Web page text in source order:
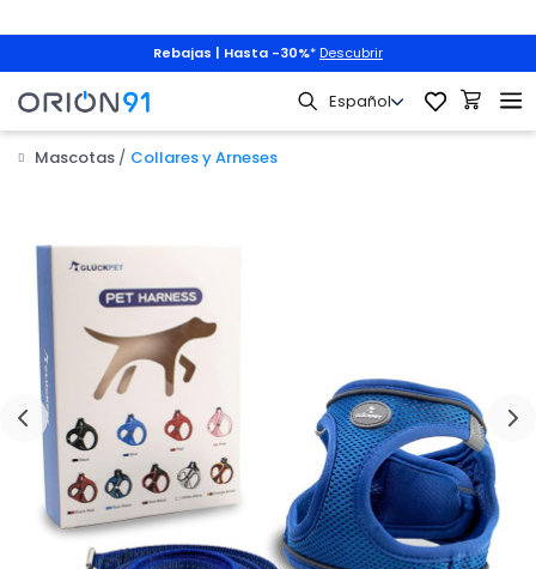
Rebajas | Hasta -30%* Descubrir
Mascotas Collares y Arneses